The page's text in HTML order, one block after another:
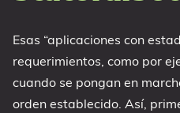
Esas “aplicaciones con
requerimientos, como por
cuando se pongan en
orden establecido. Así,